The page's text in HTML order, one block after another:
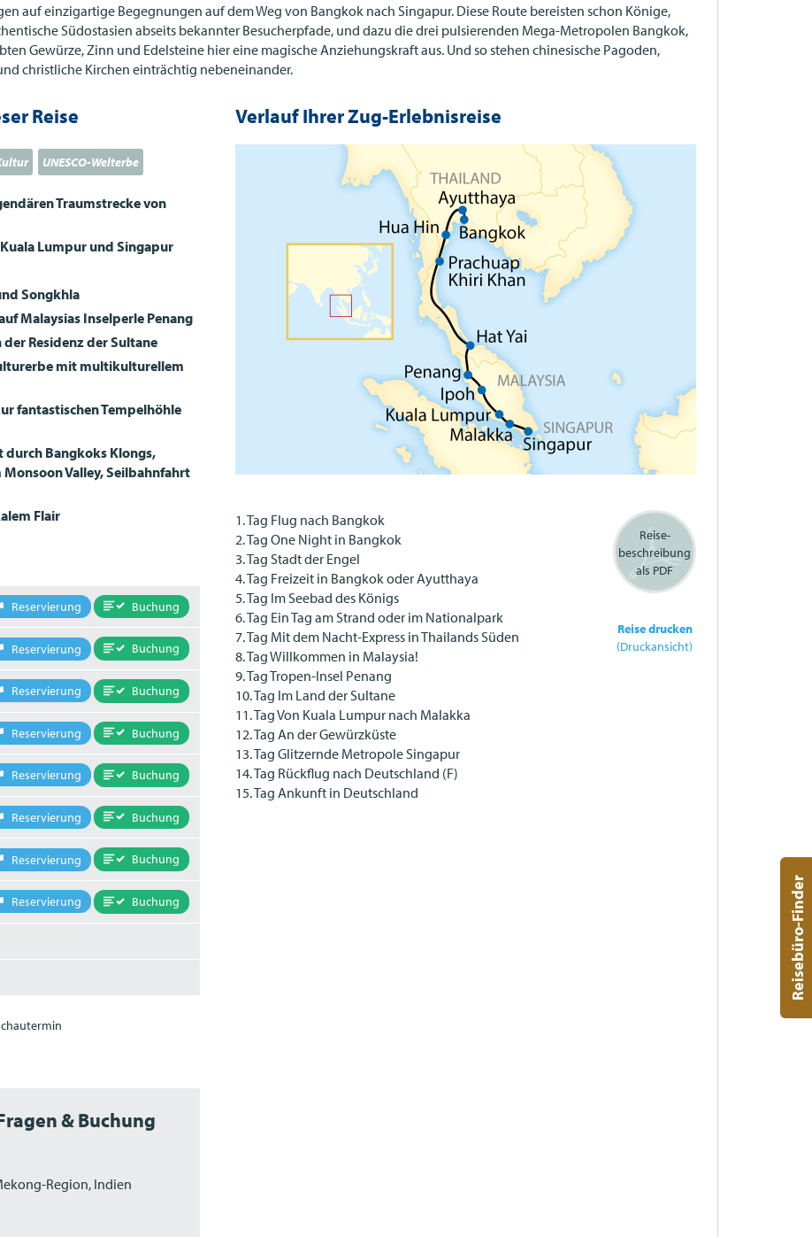
auf einzigartige Begegnungen auf dem Weg von Bangkok nach Singapur. Diese Route bereisten schon Könige,
Südostasien abseits bekannter Besucherpfade, und dazu die drei pulsierenden Mega-Metropolen Bangkok,
Gewürze, Zinn und Edelsteine hier eine magische Anziehungskraft aus. Und so stehen chinesische Pagoden,
christliche Kirchen einträchtig nebeneinander.
Reise
UNESCO-Welterbe
Traumstrecke von
Lumpur und Singapur
Songkhla
Malaysias Inselperle Penang
der Residenz der Sultane
mit multikulturellem
fantastischen Tempelhöhle
durch Bangkoks Klongs,
Valley, Seilbahnfahrt
Flair
Reservierung Buchung
Reservierung Buchung
Reservierung Buchung
Reservierung Buchung
Reservierung Buchung
Reservierung Buchung
Reservierung Buchung
Reservierung Buchung
Verlauf Ihrer Zug-Erlebnisreise
Reise-
beschreibung
als PDF
Reise drucken
(Druckansicht)
1. Tag Flug nach Bangkok
2. Tag One Night in Bangkok
3. Tag Stadt der Engel
4. Tag Freizeit in Bangkok oder Ayutthaya
5. Tag Im Seebad des Königs
6. Tag Ein Tag am Strand oder im Nationalpark
7. Tag Mit dem Nacht-Express in Thailands Süden
8. Tag Willkommen in Malaysia!
9. Tag Tropen-Insel Penang
10. Tag Im Land der Sultane
11. Tag Von Kuala Lumpur nach Malakka
12. Tag An der Gewürzküste
13. Tag Glitzernde Metropole Singapur
14. Tag Rückflug nach Deutschland (F)
15. Tag Ankunft in Deutschland
& Buchung
Region, Indien
Reisebüro-Finder